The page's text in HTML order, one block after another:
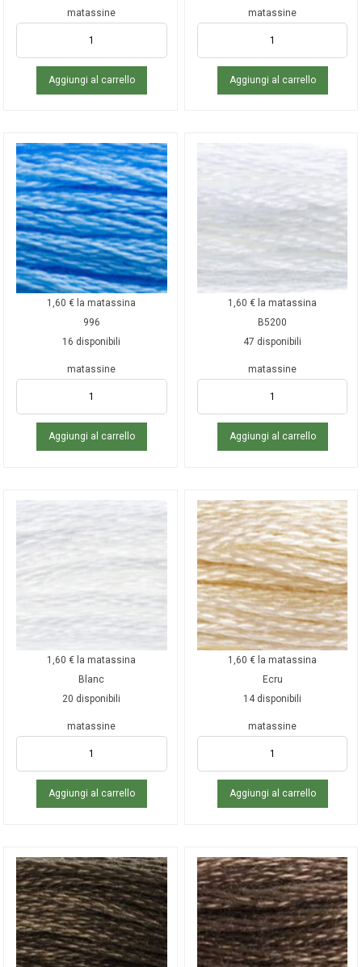
matassine
Aggiungi al carrello
matassine
Aggiungi al carrello
1,60€ la matassina
996
16 disponibili
matassine
Aggiungi al carrello
1,60€ la matassina
B5200
47 disponibili
matassine
Aggiungi al carrello
1,60€ la matassina
Blanc
20 disponibili
matassine
Aggiungi al carrello
1,60€ la matassina
Ecru
14 disponibili
matassine
Aggiungi al carrello